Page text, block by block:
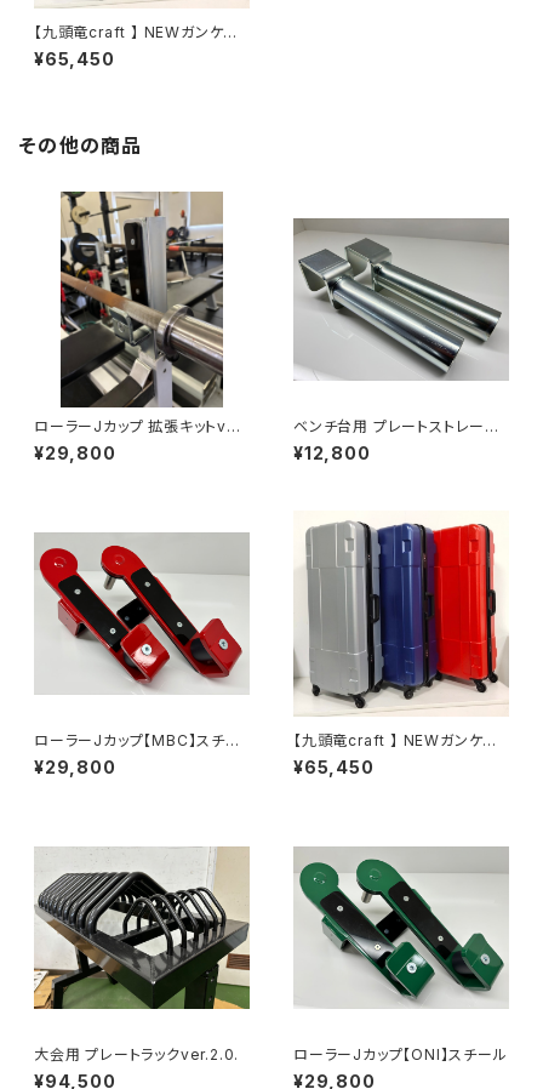
【九頭竜craft 】 NEWガンケー
ス GUNCASE
¥65,450
その他の商品
ローラーJカップ 拡張キットver.
2.0
¥29,800
ベンチ台用 プレートストレージ
ver.2.0
¥12,800
ローラーJカップ【MBC】スチー
ル
¥29,800
【九頭竜craft 】 NEWガンケー
ス GUNCASE
¥65,450
大会用 プレートラックver.2.0.
¥94,500
ローラーJカップ【ONI】スチール
¥29,800